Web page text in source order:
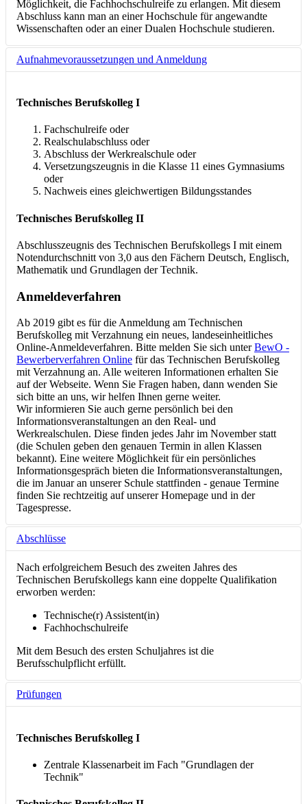
Möglichkeit, die Fachhochschulreife zu erlangen. Mit diesem
Abschluss kann man an einer Hochschule für angewandte
Wissenschaften oder an einer Dualen Hochschule studieren.
Aufnahmevoraussetzungen und Anmeldung
Technisches Berufskolleg I
Fachschulreife oder
Realschulabschluss oder
Abschluss der Werkrealschule oder
Versetzungszeugnis in die Klasse 11 eines Gymnasiums
oder
Nachweis eines gleichwertigen Bildungsstandes
Technisches Berufskolleg II
Abschlusszeugnis des Technischen Berufskollegs I mit einem
Notendurchschnitt von 3,0 aus den Fächern Deutsch, Englisch,
Mathematik und Grundlagen der Technik.
Anmeldeverfahren
Ab 2019 gibt es für die Anmeldung am Technischen
Berufskolleg mit Verzahnung ein neues, landeseinheitliches
Online-Anmeldeverfahren. Bitte melden Sie sich unterBewO -
Bewerberverfahren Online für das Technischen Berufskolleg
mit Verzahnung an. Alle weiteren Informationen erhalten Sie
auf der Webseite. Wenn Sie Fragen haben, dann wenden Sie
sich bitte an uns, wir helfen Ihnen gerne weiter.
Wir informieren Sie auch gerne persönlich bei den
Informationsveranstaltungen an den Real- und
Werkrealschulen. Diese finden jedes Jahr im November statt
(die Schulen geben den genauen Termin in allen Klassen
bekannt). Eine weitere Möglichkeit für ein persönliches
Informationsgespräch bieten die Informationsveranstaltungen,
die im Januar an unserer Schule stattfinden - genaue Termine
finden Sie rechtzeitig auf unserer Homepage und in der
Tagespresse.
Abschlüsse
Nach erfolgreichem Besuch des zweiten Jahres des
Technischen Berufskollegs kann eine doppelte Qualifikation
erworben werden:
Technische(r) Assistent(in)
Fachhochschulreife
Mit dem Besuch des ersten Schuljahres ist die
Berufsschulpflicht erfüllt.
Prüfungen
Technisches Berufskolleg I
Zentrale Klassenarbeit im Fach "Grundlagen der
Technik"